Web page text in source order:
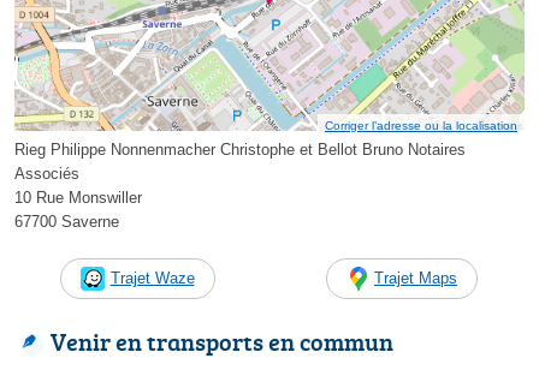
Corriger l’adresse ou la localisation
Rieg Philippe Nonnenmacher Christophe et Bellot Bruno Notaires
Associés
10 Rue Monswiller
67700 Saverne
Trajet Waze Trajet Maps
Venir en transports en commun